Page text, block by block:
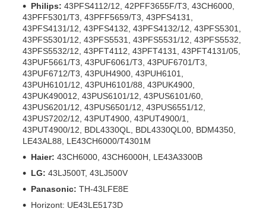
Philips: 43PFS4112/12, 42PFF3655F/T3, 43CH6000,
43PFF5301/T3, 43PFF5659/T3, 43PFS4131,
43PFS4131/12, 43PFS4132, 43PFS4132/12, 43PFS5301,
43PFS5301/12, 43PFS5531, 43PFS5531/12, 43PFS5532,
43PFS5532/12, 43PFT4112, 43PFT4131, 43PFT4131/05,
43PUF5661/T3, 43PUF6061/T3, 43PUF6701/T3,
43PUF6712/T3, 43PUH4900, 43PUH6101,
43PUH6101/12, 43PUH6101/88, 43PUK4900,
43PUK490012, 43PUS6101/12, 43PUS6101/60,
43PUS6201/12, 43PUS6501/12, 43PUS6551/12,
43PUS7202/12, 43PUT4900, 43PUT4900/1,
43PUT4900/12, BDL4330QL, BDL4330QL00, BDM4350,
LE43AL88, LE43CH6000/T4301M
Haier: 43CH6000, 43CH6000H, LE43A3300B
LG: 43LJ500T, 43LJ500V
Panasonic: TH-43LFE8E
Horizont: UE43LE5173D